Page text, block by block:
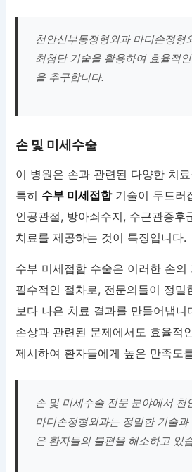
천안신부동정형외과 마디손정형
최첨단 기술을 활용하여 효율적
을 추구합니다.
손 및 미세수술
이 병원은 손과 관련된 다양한 치
특히 수부 미세접합기술이 두드러
인공관절, 방아쇠수지, 수근관증후
치료를 제공하는 것이 특징입니다.
수부 미세접합 수술은 이러한 손의
필수적인 절차로, 전문의들이 정밀
보다 나은 치료 결과를 만들어냅니
손상과 관련된 문제에서도 효율적
제시하여 환자들에게 높은 만족도
손 및 미세수술 전문 분야에서 천
마디손정형외과는 정밀한 기술
은 환자들의 불편을 해소하고 있